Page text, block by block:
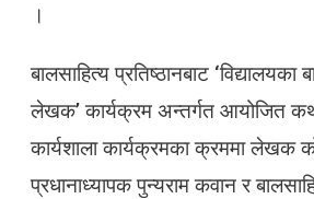
।
बालसाहित्य प्रतिष्ठानबाट ‘विद्यालयका
लेखक’ कार्यक्रम अन्तर्गत आयोजित
कार्यशाला कार्यक्रमका क्रममा लेखक
प्रधानाध्यापक पुन्यराम कवान र